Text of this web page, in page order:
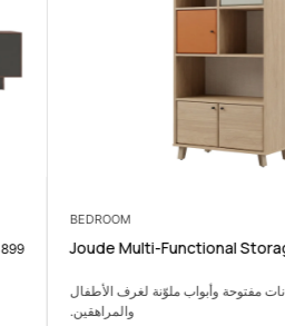
BEDROOM
Joude Multi-Functional
مفتوحة وأبواب ملوّنة لغرف الأطفال
والمراهقين.
899